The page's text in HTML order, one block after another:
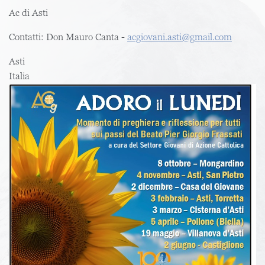
Ac di Asti
Contatti: Don Mauro Canta - acgiovani.asti@gmail.com
Asti
Italia